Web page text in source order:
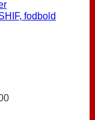
HIF, fodbold